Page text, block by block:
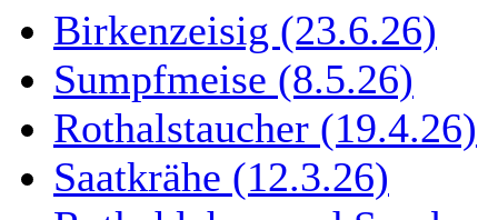
Birkenzeisig (23.6.26)
Sumpfmeise (8.5.26)
Rothalstaucher (19.4.26)
Saatkrähe (12.3.26)